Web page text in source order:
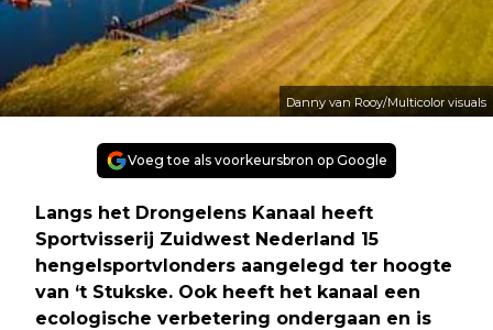
Danny van Rooy/Multicolor visuals
Voeg toe als voorkeursbron op Google
Langs het Drongelens Kanaal heeft
Sportvisserij Zuidwest Nederland 15
hengelsportvlonders aangelegd ter hoogte
van ‘t Stukske. Ook heeft het kanaal een
ecologische verbetering ondergaan en is